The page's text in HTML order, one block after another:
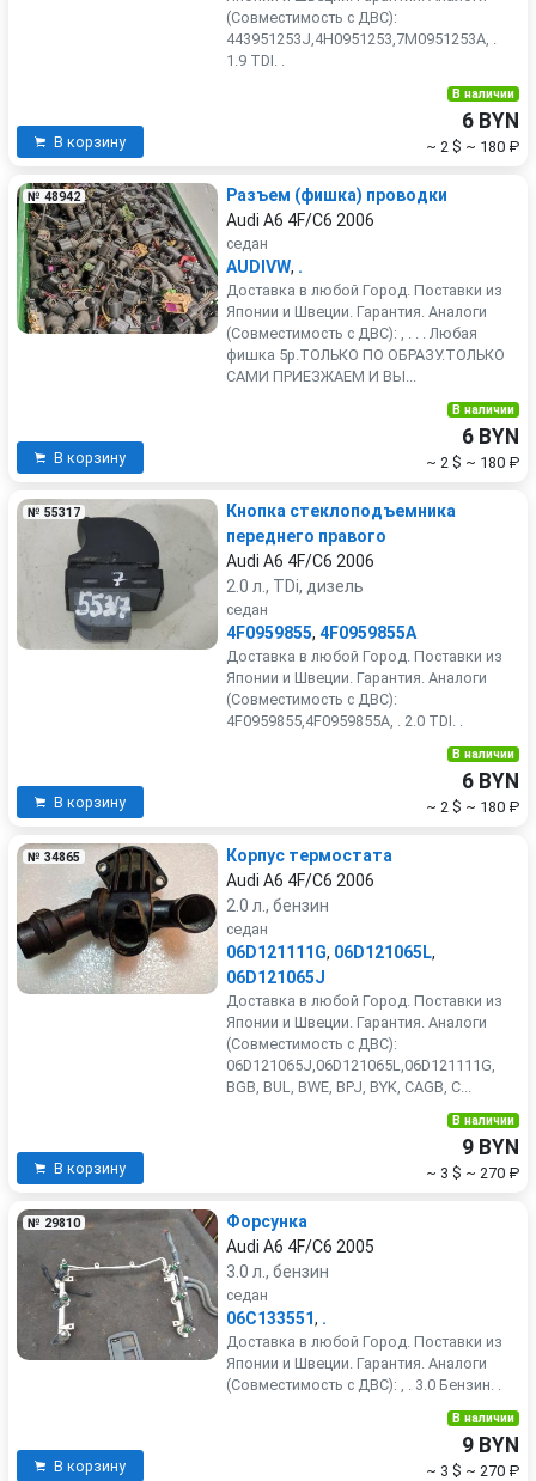
(Совместимость с ДВС):
443951253J,4H0951253,7M0951253A, .
1.9 TDI. .
В корзину
В наличии
6 BYN
~ 2 $ ~ 180 ₽
№ 48942
Разъем (фишка) проводки
Audi A6 4F/C6 2006
седан
AUDIVW, .
Доставка в любой Город. Поставки из
Японии и Швеции. Гарантия. Аналоги
(Совместимость с ДВС): , . . . Любая
фишка 5р.ТОЛЬКО ПО ОБРАЗУ.ТОЛЬКО
САМИ ПРИЕЗЖАЕМ И ВЫ...
В корзину
В наличии
6 BYN
~ 2 $ ~ 180 ₽
№ 55317
Кнопка стеклоподъемника
переднего правого
Audi A6 4F/C6 2006
2.0 л., TDi, дизель
седан
4F0959855, 4F0959855A
Доставка в любой Город. Поставки из
Японии и Швеции. Гарантия. Аналоги
(Совместимость с ДВС):
4F0959855,4F0959855A, . 2.0 TDI. .
В корзину
В наличии
6 BYN
~ 2 $ ~ 180 ₽
№ 34865
Корпус термостата
Audi A6 4F/C6 2006
2.0 л., бензин
седан
06D121111G, 06D121065L,
06D121065J
Доставка в любой Город. Поставки из
Японии и Швеции. Гарантия. Аналоги
(Совместимость с ДВС):
06D121065J,06D121065L,06D121111G,
BGB, BUL, BWE, BPJ, BYK, CAGB, C...
В корзину
В наличии
9 BYN
~ 3 $ ~ 270 ₽
№ 29810
Форсунка
Audi A6 4F/C6 2005
3.0 л., бензин
седан
06C133551, .
Доставка в любой Город. Поставки из
Японии и Швеции. Гарантия. Аналоги
(Совместимость с ДВС): , . 3.0 Бензин. .
В корзину
В наличии
9 BYN
~ 3 $ ~ 270 ₽